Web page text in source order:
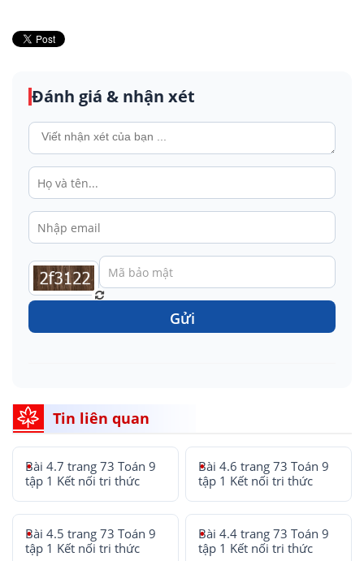
Đánh giá & nhận xét
Gửi
Tin liên quan
Bài 4.7 trang 73 Toán 9
tập 1 Kết nối tri thức
Bài 4.6 trang 73 Toán 9
tập 1 Kết nối tri thức
Bài 4.5 trang 73 Toán 9
tập 1 Kết nối tri thức
Bài 4.4 trang 73 Toán 9
tập 1 Kết nối tri thức